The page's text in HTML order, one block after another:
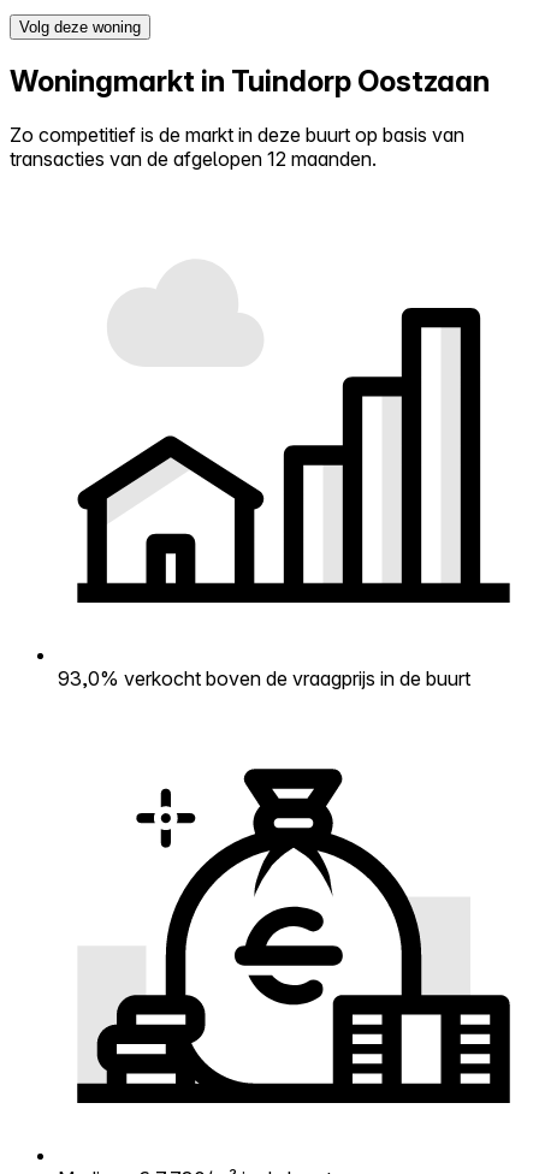
Volg deze woning
Woningmarkt in Tuindorp Oostzaan
Zo competitief is de markt in deze buurt op basis van
transacties van de afgelopen 12 maanden.
93,0% verkocht boven de vraagprijs in de buurt